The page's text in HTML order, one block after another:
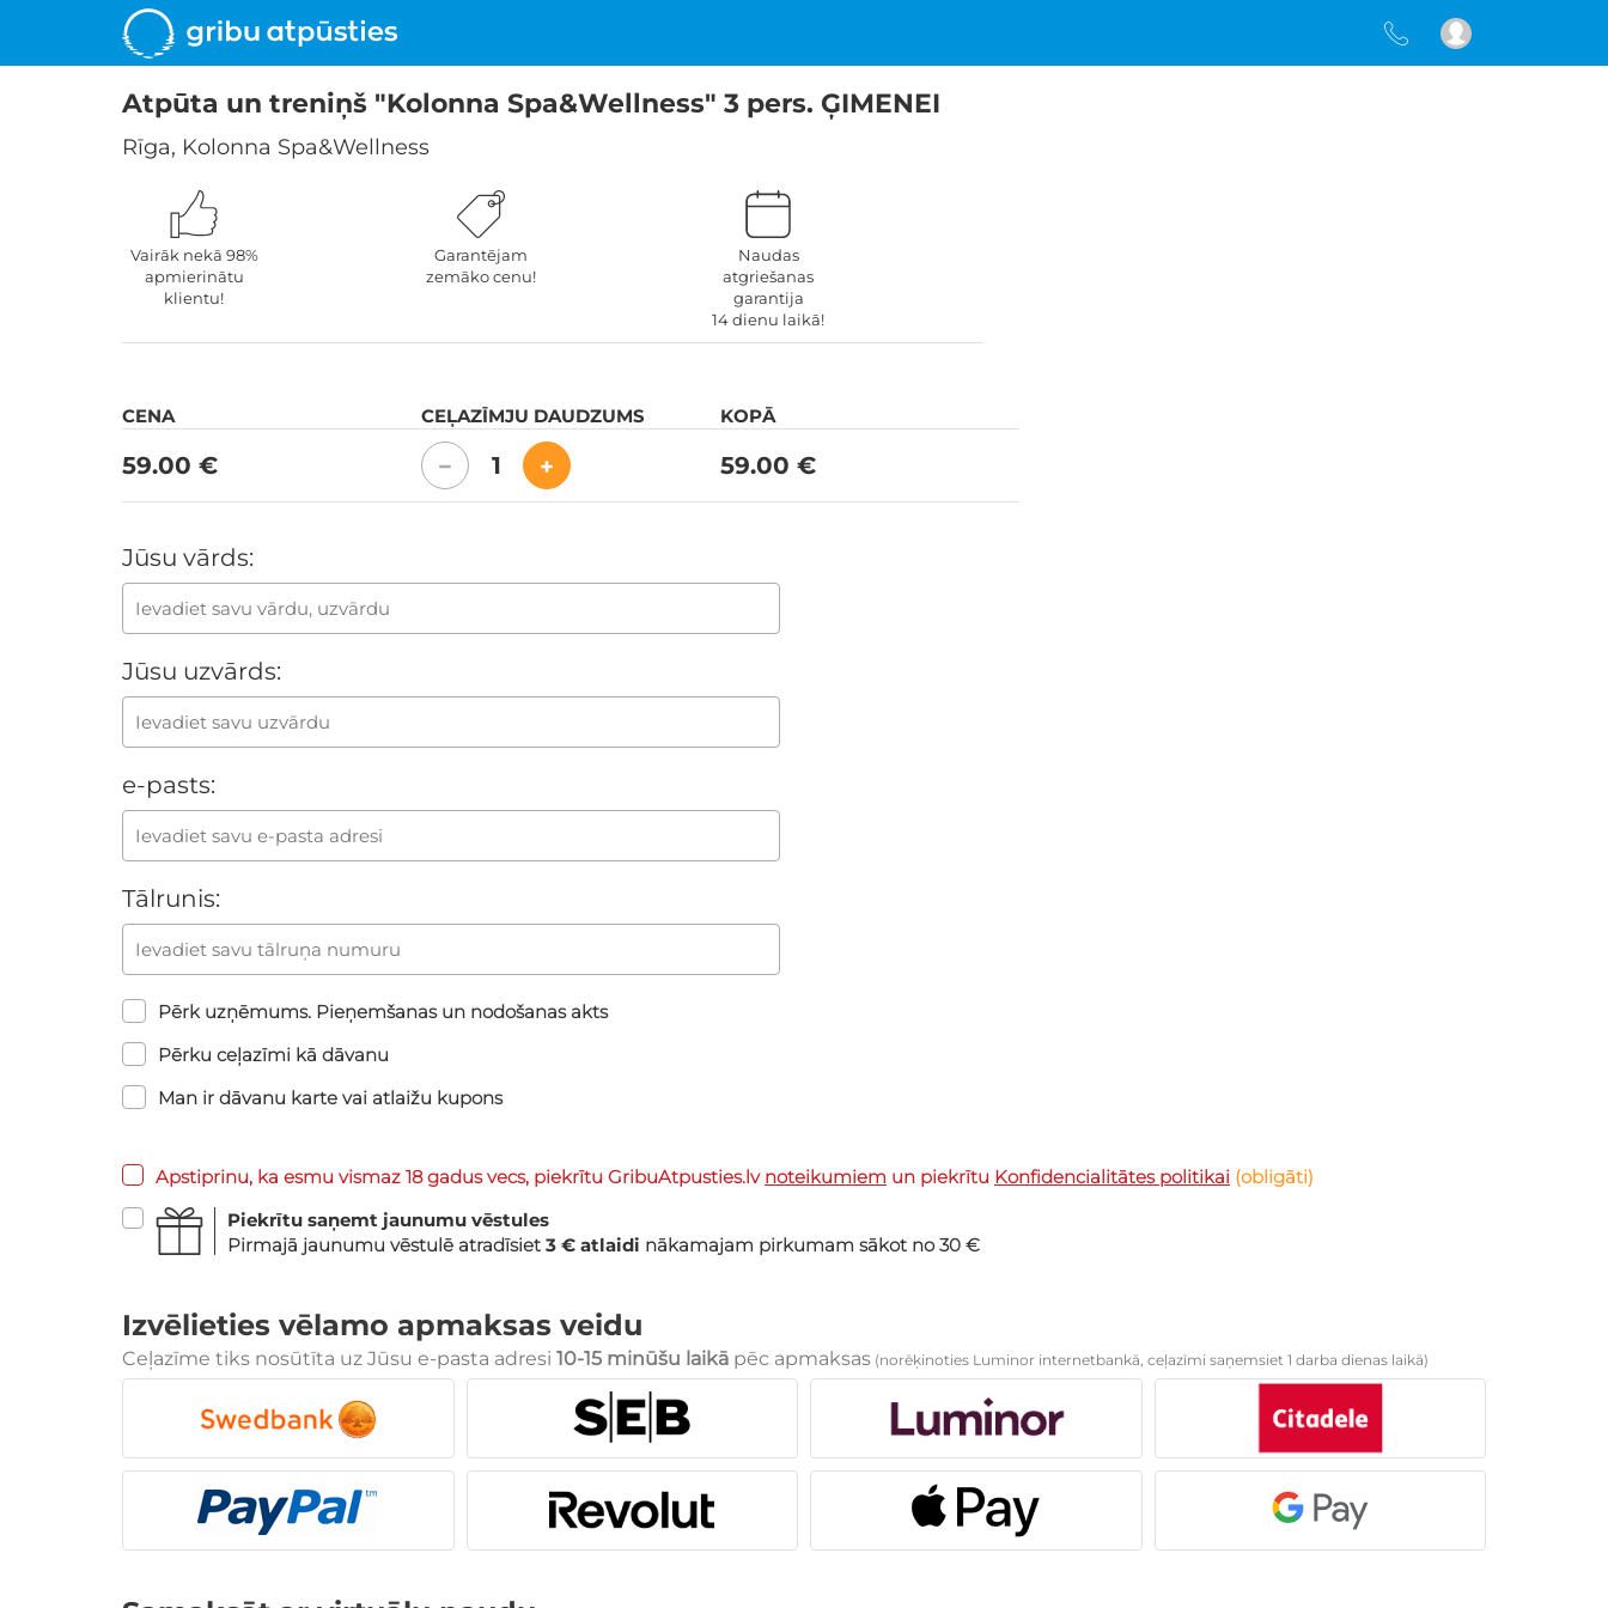
Atpūta un treniņš "Kolonna Spa&Wellness" 3 pers. ĢIMENEI
Rīga, Kolonna Spa&Wellness
Vairāk nekā 98%
apmierinātu
klientu!
Garantējam
zemāko cenu!
Naudas
atgriešanas
garantija
14 dienu laikā!
CENA CEĻAZĪMJU DAUDZUMS KOPĀ
59.00 € − 1 + 59.00 €
Jūsu vārds:
Jūsu uzvārds:
e-pasts:
Tālrunis:
Pērk uzņēmums. Pieņemšanas un nodošanas akts
Pērku ceļazīmi kā dāvanu
Man ir dāvanu karte vai atlaižu kupons
Apstiprinu, ka esmu vismaz 18 gadus vecs, piekrītu GribuAtpusties.lv noteikumiem un piekrītu Konfidencialitātes politikai (obligāti)
Piekrītu saņemt jaunumu vēstules
Pirmajā jaunumu vēstulē atradīsiet 3 € atlaidi nākamajam pirkumam sākot no 30 €
Izvēlieties vēlamo apmaksas veidu
Ceļazīme tiks nosūtīta uz Jūsu e-pasta adresi 10-15 minūšu laikā pēc apmaksas (norēķinoties Luminor internetbankā, ceļazīmi saņemsiet 1 darba dienas laikā)